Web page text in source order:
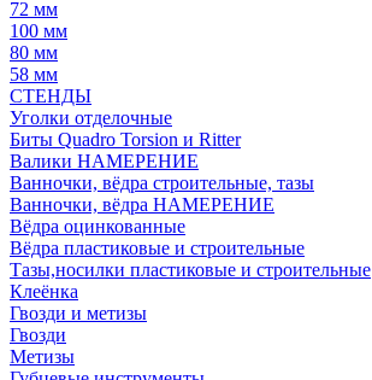
72 мм
100 мм
80 мм
58 мм
СТЕНДЫ
Уголки отделочные
Биты Quadro Torsion и Ritter
Валики НАМЕРЕНИЕ
Ванночки, вёдра строительные, тазы
Ванночки, вёдра НАМЕРЕНИЕ
Вёдра оцинкованные
Вёдра пластиковые и строительные
Тазы,носилки пластиковые и строительные
Клеёнка
Гвозди и метизы
Гвозди
Метизы